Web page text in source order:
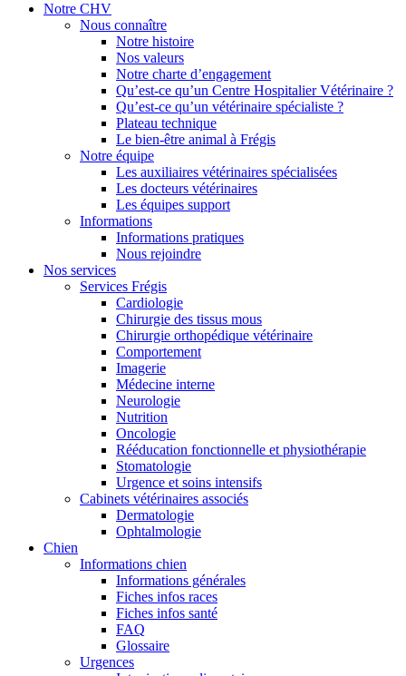
Notre CHV
Nous connaître
Notre histoire
Nos valeurs
Notre charte d’engagement
Qu’est-ce qu’un Centre Hospitalier Vétérinaire ?
Qu’est-ce qu’un vétérinaire spécialiste ?
Plateau technique
Le bien-être animal à Frégis
Notre équipe
Les auxiliaires vétérinaires spécialisées
Les docteurs vétérinaires
Les équipes support
Informations
Informations pratiques
Nous rejoindre
Nos services
Services Frégis
Cardiologie
Chirurgie des tissus mous
Chirurgie orthopédique vétérinaire
Comportement
Imagerie
Médecine interne
Neurologie
Nutrition
Oncologie
Rééducation fonctionnelle et physiothérapie
Stomatologie
Urgence et soins intensifs
Cabinets vétérinaires associés
Dermatologie
Ophtalmologie
Chien
Informations chien
Informations générales
Fiches infos races
Fiches infos santé
FAQ
Glossaire
Urgences